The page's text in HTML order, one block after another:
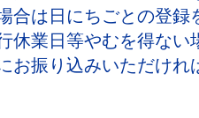
合は日にちごとの登録
休業日等やむを得ない
お振り込みいただけれ